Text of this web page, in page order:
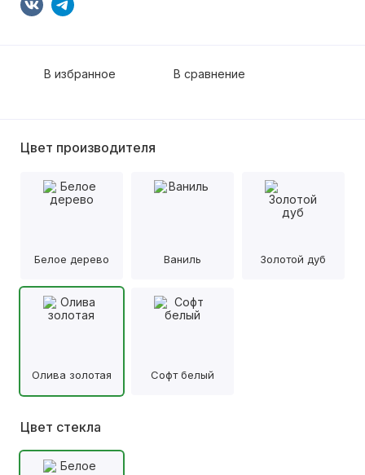
В избранное В сравнение
Цвет производителя
Белое дерево Ваниль Золотой дуб
Олива золотая Софт белый
Цвет стекла